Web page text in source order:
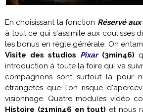
En choisissant la fonction Réservé
à tout ce qui s'assimile aux coulisses
les bonus en règle générale. On
Visite des studios Pixar(3min46)
introduction à toute la foire qui va
compagnons sont surtout là pour
étrangetés que l'on risque
visionnage. Quatre modules vidéo
Histoire (21min46 en tout) et nous